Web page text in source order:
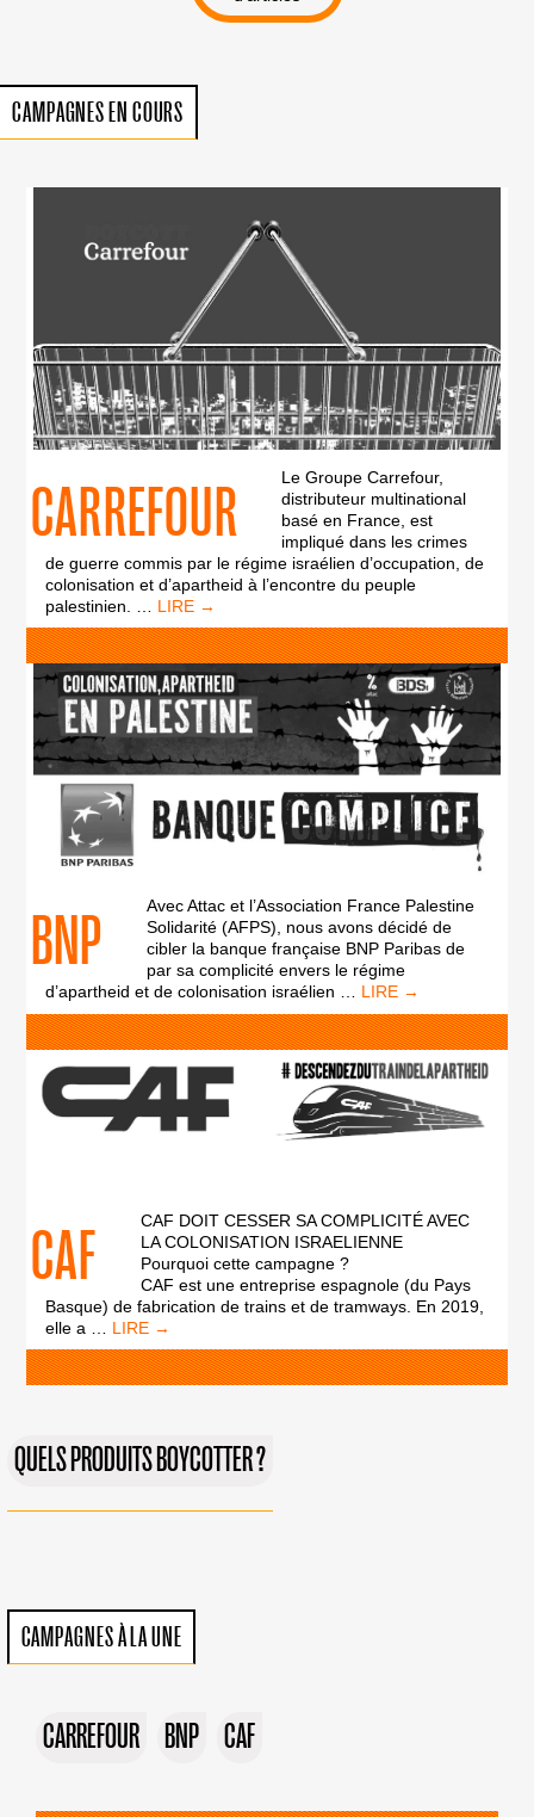
CAMPAGNES EN COURS
CARREFOUR
Le Groupe Carrefour,
distributeur multinational
basé en France, est
impliqué dans les crimes
de guerre commis par le régime israélien d’occupation, de
colonisation et d’apartheid à l’encontre du peuple
palestinien.
CARREFOUR
BNP
Avec Attac et l’Association France Palestine
Solidarité (AFPS), nous avons décidé de
cibler la banque française BNP Paribas de
par sa complicité envers le régime
d’apartheid et de colonisation israélien
BNP
CAF
CAF DOIT CESSER SA COMPLICITÉ AVEC
LA COLONISATION ISRAELIENNE
Pourquoi cette campagne ?
CAF est une entreprise espagnole (du Pays
Basque) de fabrication de trains et de tramways. En 2019,
elle a
CAF
QUELS PRODUITS BOYCOTTER ?
CAMPAGNES À LA UNE
CARREFOUR BNP CAF